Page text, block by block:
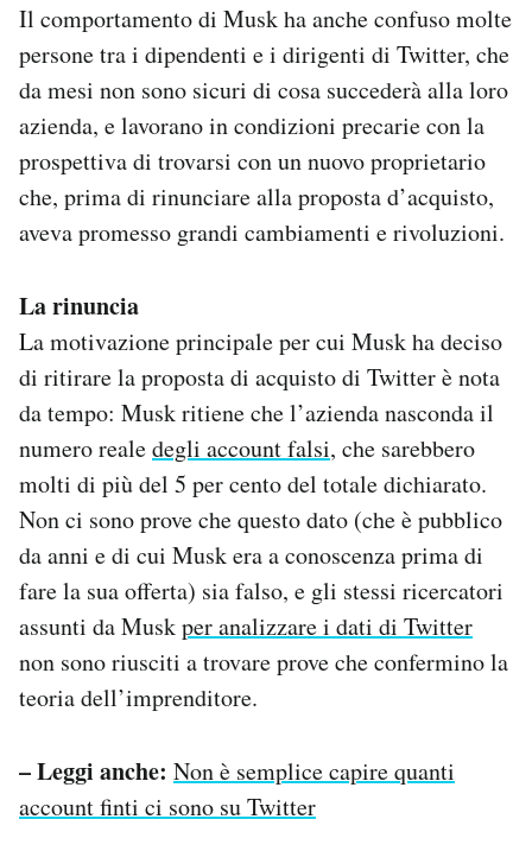
Il comportamento di Musk ha anche confuso molte
persone tra i dipendenti e i dirigenti di Twitter, che
da mesi non sono sicuri di cosa succederà alla loro
azienda, e lavorano in condizioni precarie con la
prospettiva di trovarsi con un nuovo proprietario
che, prima di rinunciare alla proposta d’acquisto,
aveva promesso grandi cambiamenti e rivoluzioni.
La rinuncia
La motivazione principale per cui Musk ha deciso
di ritirare la proposta di acquisto di Twitter è nota
da tempo: Musk ritiene che l’azienda nasconda il
numero realedegli account falsi, che sarebbero
molti di più del 5 per cento del totale dichiarato.
Non ci sono prove che questo dato (che è pubblico
da anni e di cui Musk era a conoscenza prima di
fare la sua offerta) sia falso, e gli stessi ricercatori
assunti da Muskper analizzare i dati di Twitter
non sono riusciti a trovare prove che confermino la
teoria dell’imprenditore.
– Leggi anche: Non è semplice capire quanti
account finti ci sono su Twitter